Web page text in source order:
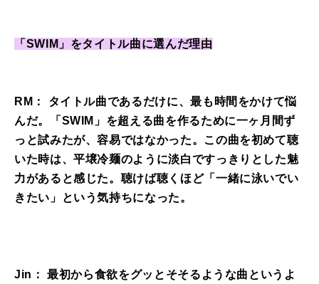
「SWIM」をタイトル曲に選んだ理由
RM： タイトル曲であるだけに、最も時間をかけて悩
んだ。「SWIM」を超える曲を作るために一ヶ月間ず
っと試みたが、容易ではなかった。この曲を初めて聴
いた時は、平壌冷麺のように淡白ですっきりとした魅
力があると感じた。聴けば聴くほど「一緒に泳いでい
きたい」という気持ちになった。
Jin： 最初から食欲をグッとそそるような曲というよ